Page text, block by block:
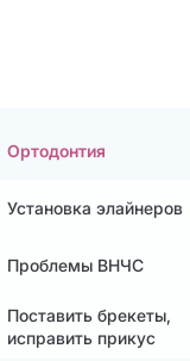
Ортодонтия
Установка элайнеров
Проблемы ВНЧС
Поставить брекеты,
исправить прикус